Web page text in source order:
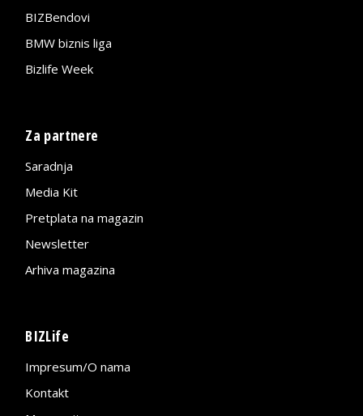
BIZBendovi
BMW biznis liga
Bizlife Week
Za partnere
Saradnja
Media Kit
Pretplata na magazin
Newsletter
Arhiva magazina
BIZLife
Impresum/O nama
Kontakt